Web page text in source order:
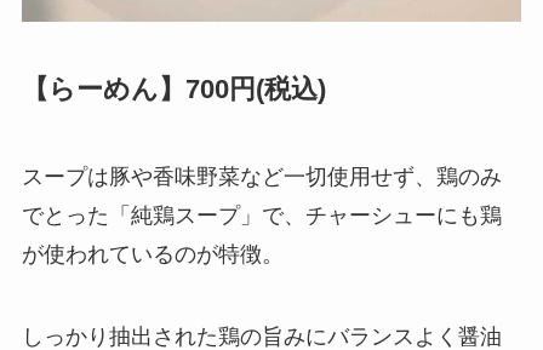
【らーめん】700円(税込)
スープは豚や香味野菜など一切使用せず、鶏のみ
でとった「純鶏スープ」で、チャーシューにも鶏
が使われているのが特徴。
しっかり抽出された鶏の旨みにバランスよく醤油